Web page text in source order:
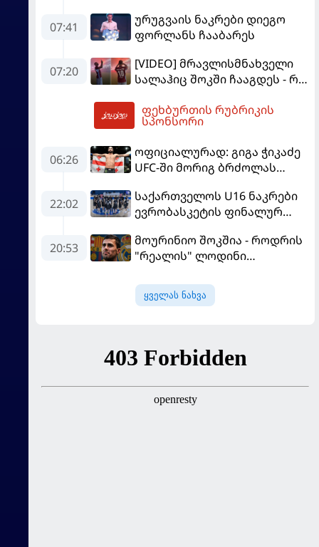
ესაუბრა ქართველი
კატალონიელთა მთავარ
07:41
ურუგვაის ნაკრები დიეგო
ფორლანს ჩააბარეს
07:20
[VIDEO] მრავლისმნახველი
სალაჰიც შოკში ჩააგდეს - რა
ეგვიპტელი ფეხბურთელის
წარდგენისას
ფეხბურთის რუბრიკის
სპონსორი
06:26
ოფიციალურად: გიგა ჭიკაძე
UFC-ში მორიგ ბრძოლას
22:02
საქართველოს U16 ნაკრები
ევრობასკეტის ფინალურ
ასპარეზობას იწყებს
20:53
მოურინიო შოკშია - როდრის
"რეალის" ლოდინი
"ბარსელონაში" გადადის
ყველას ნახვა